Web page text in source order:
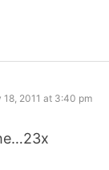
18, 2011 at 3:40 pm